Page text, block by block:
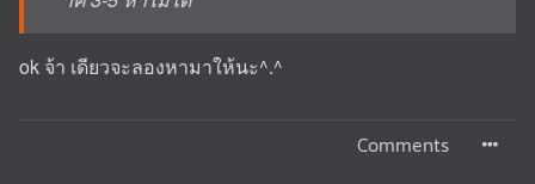
ok จ้า เดียวจะลองหามาให้นะ^.^
Comments